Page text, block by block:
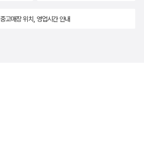
중고매장 위치, 영업시간 안내